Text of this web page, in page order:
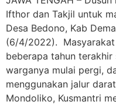
Ifthor dan Takjil untuk
Desa Bedono, Kab
(6/4/2022).
beberapa tahun
warganya mulai pergi,
menggunakan jalur
Mondoliko, Kusmantri